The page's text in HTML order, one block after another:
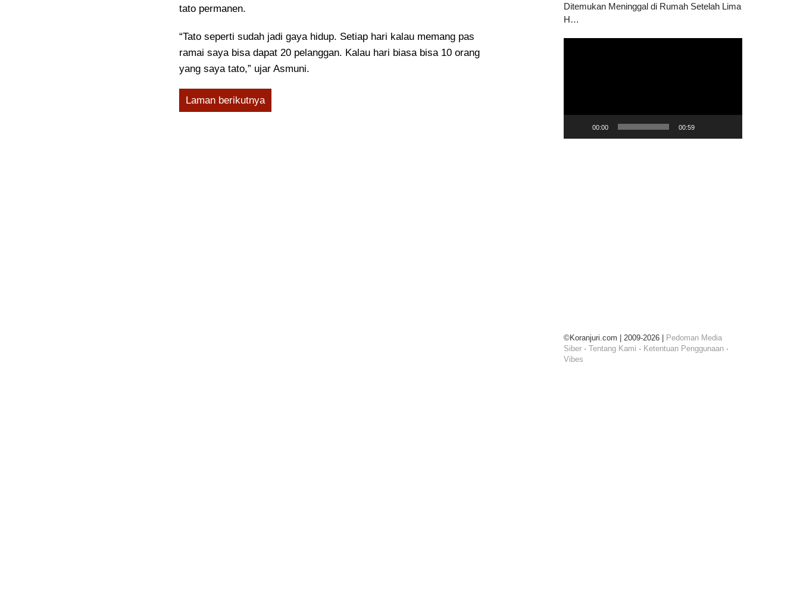
tato permanen.
“Tato seperti sudah jadi gaya hidup. Setiap hari kalau memang pas
ramai saya bisa dapat 20 pelanggan. Kalau hari biasa bisa 10 orang
yang saya tato,” ujar Asmuni.
Laman berikutnya
Ditemukan Meninggal di Rumah Setelah Lima
H…
00:00 00:59
©Koranjuri.com | 2009-2026 | Pedoman Media
Siber ·Tentang Kami · Ketentuan Penggunaan ·
Vibes